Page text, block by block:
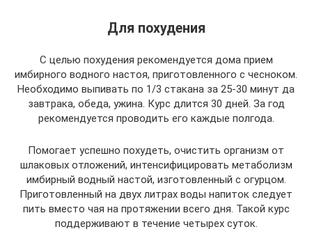
Для похудения
С целью похудения рекомендуется дома прием
имбирного водного настоя, приготовленного с чесноком.
Необходимо выпивать по 1/3 стакана за 25-30 минут да
завтрака, обеда, ужина. Курс длится 30 дней. За год
рекомендуется проводить его каждые полгода.
Помогает успешно похудеть, очистить организм от
шлаковых отложений, интенсифицировать метаболизм
имбирный водный настой, изготовленный с огурцом.
Приготовленный на двух литрах воды напиток следует
пить вместо чая на протяжении всего дня. Такой курс
поддерживают в течение четырех суток.